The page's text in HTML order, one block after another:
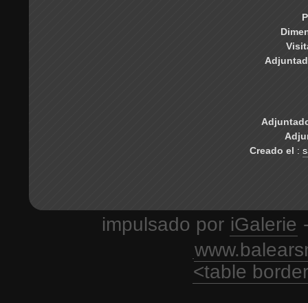
Creado el :
impulsado por iGalerie
<table